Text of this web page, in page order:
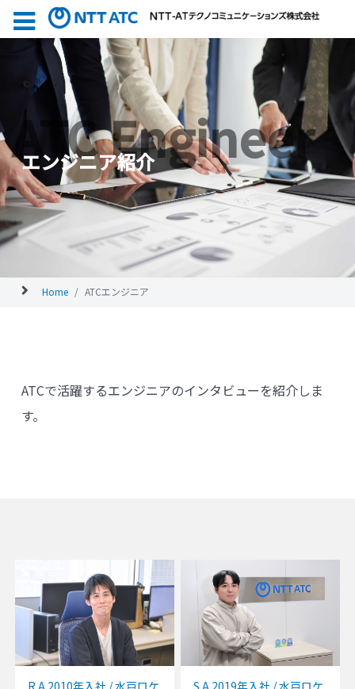
ATC Engineer
Home ATCエンジニア
エンジニア紹介
ATCで活躍するエンジニアのインタビューを紹介しま
す。
R.A 2010年入社 / 水戸ロケ
S.A 2019年入社 / 水戸ロケ